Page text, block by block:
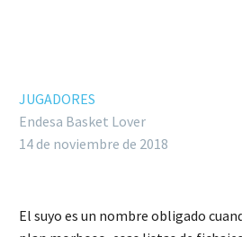
JUGADORES
Endesa Basket Lover
14 de noviembre de 2018
El suyo es un nombre obligado